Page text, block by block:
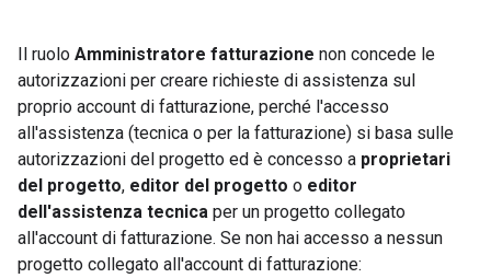
Il ruolo Amministratore fatturazione non concede le
autorizzazioni per creare richieste di assistenza sul
proprio account di fatturazione, perché l'accesso
all'assistenza (tecnica o per la fatturazione) si basa sulle
autorizzazioni del progetto ed è concesso a proprietari
del progetto, editor del progetto o editor
dell'assistenza tecnica per un progetto collegato
all'account di fatturazione. Se non hai accesso a nessun
progetto collegato all'account di fatturazione: